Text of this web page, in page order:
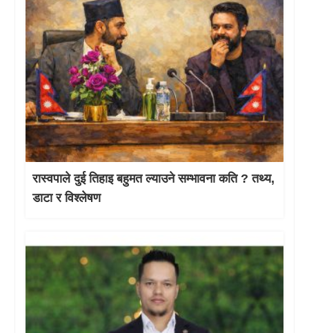
रास्वपाले दुई तिहाइ बहुमत ल्याउने सम्भावना कति ? तथ्य,
डाटा र विश्लेषण